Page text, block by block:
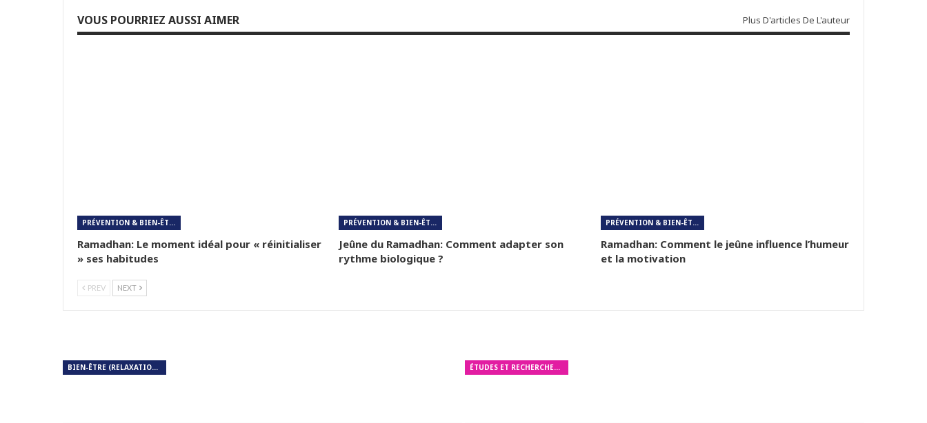
VOUS POURRIEZ AUSSI AIMER Plus D'articles De L'auteur
PRÉVENTION & BIEN-ÊTRE
Ramadhan: Le moment idéal pour « réinitialiser
» ses habitudes
PRÉVENTION & BIEN-ÊTRE
Jeûne du Ramadhan: Comment adapter son
rythme biologique ?
PRÉVENTION & BIEN-ÊTRE
Ramadhan: Comment le jeûne influence l’humeur
et la motivation
PREV NEXT
BIEN-ÊTRE (RELAXATION, MÉDITATION, SOIN DU CORPS) ÉTUDES ET RECHERCHES MÉDICALES